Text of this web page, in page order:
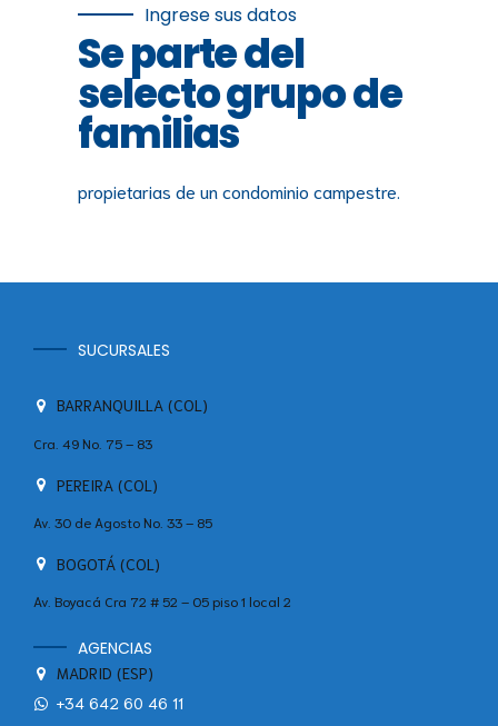
Ingrese sus datos
Se parte del
selecto grupo de
familias
propietarias de un condominio campestre.
SUCURSALES
BARRANQUILLA (COL)
Cra. 49 No. 75 – 83
PEREIRA (COL)
Av. 30 de Agosto No. 33 – 85
BOGOTÁ (COL)
Av. Boyacá Cra 72 # 52 – 05 piso 1 local 2
AGENCIAS
MADRID (ESP)
+34 642 60 46 11